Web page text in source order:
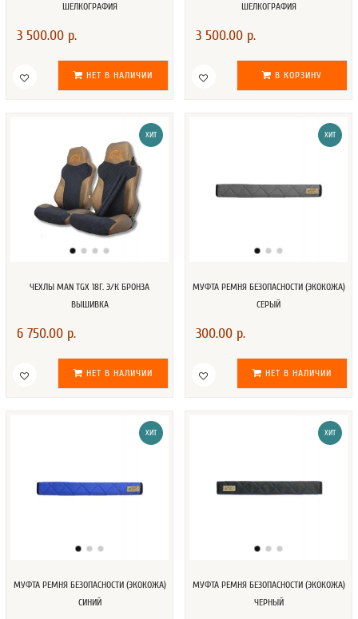
ШЕЛКОГРАФИЯ
3 500.00 р.
НЕТ В НАЛИЧИИ
ШЕЛКОГРАФИЯ
3 500.00 р.
В КОРЗИНУ
ХИТ
ЧЕХЛЫ MAN TGX 18Г. Э/К БРОНЗА
ВЫШИВКА
6 750.00 р.
НЕТ В НАЛИЧИИ
ХИТ
МУФТА РЕМНЯ БЕЗОПАСНОСТИ (ЭКОКОЖА)
СЕРЫЙ
300.00 р.
НЕТ В НАЛИЧИИ
ХИТ
МУФТА РЕМНЯ БЕЗОПАСНОСТИ (ЭКОКОЖА)
СИНИЙ
ХИТ
МУФТА РЕМНЯ БЕЗОПАСНОСТИ (ЭКОКОЖА)
ЧЕРНЫЙ